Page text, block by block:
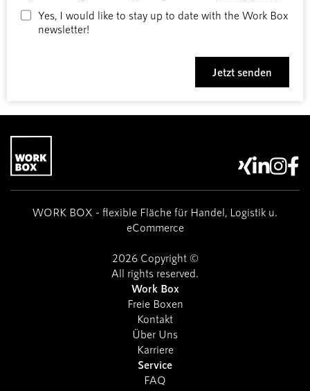
Yes, I would like to stay up to date with the Work Box
newsletter!
Jetzt senden

WORK BOX - flexible Fläche für Handel, Logistik u.
eCommerce
2026 Copyright ©
All rights reserved.
Work Box
Freie Boxen
Kontakt
Über Uns
Karriere
Service
FAQ